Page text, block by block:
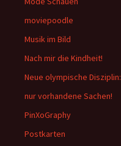
moviepoodle
Musik im Bild
Nach mir die Kindheit!
Neue olympische Disziplin:
nur vorhandene Sachen!
PinXoGraphy
Postkarten